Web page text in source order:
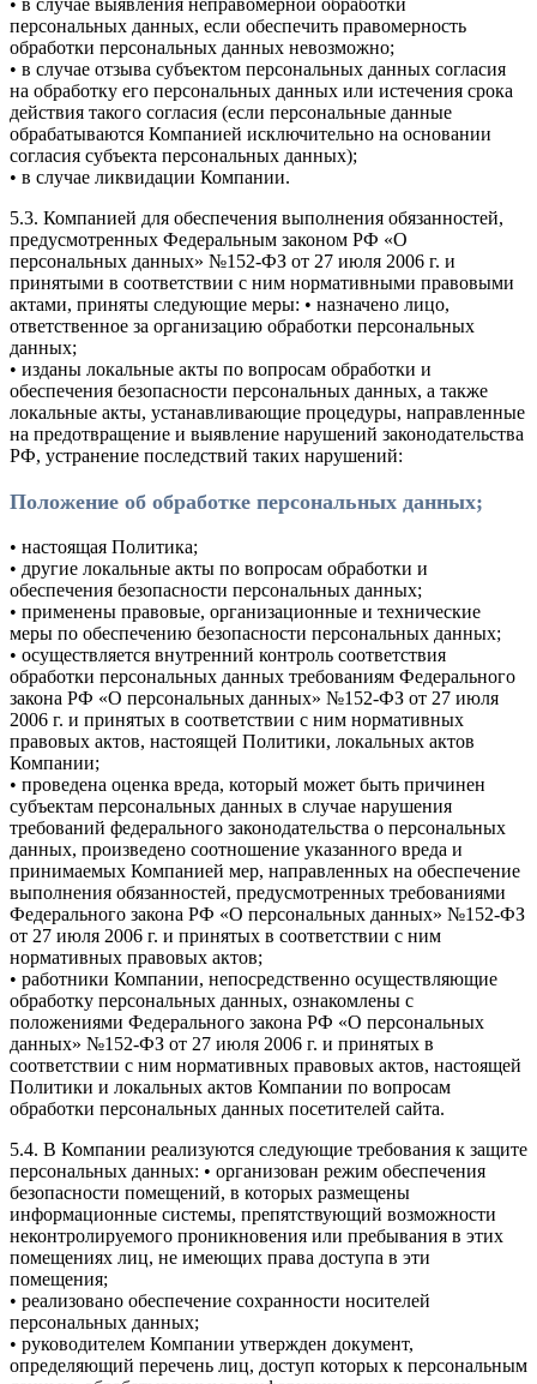
персональных данных, если обеспечить правомерность
обработки персональных данных невозможно;
• в случае отзыва субъектом персональных данных согласия
на обработку его персональных данных или истечения срока
действия такого согласия (если персональные данные
обрабатываются Компанией исключительно на основании
согласия субъекта персональных данных);
• в случае ликвидации Компании.
5.3. Компанией для обеспечения выполнения обязанностей,
предусмотренных Федеральным законом РФ «О
персональных данных» №152-ФЗ от 27 июля 2006 г. и
принятыми в соответствии с ним нормативными правовыми
актами, приняты следующие меры: • назначено лицо,
ответственное за организацию обработки персональных
данных;
• изданы локальные акты по вопросам обработки и
обеспечения безопасности персональных данных, а также
локальные акты, устанавливающие процедуры, направленные
на предотвращение и выявление нарушений законодательства
РФ, устранение последствий таких нарушений:
Положение об обработке персональных данных;
• настоящая Политика;
• другие локальные акты по вопросам обработки и
обеспечения безопасности персональных данных;
• применены правовые, организационные и технические
меры по обеспечению безопасности персональных данных;
• осуществляется внутренний контроль соответствия
обработки персональных данных требованиям Федерального
закона РФ «О персональных данных» №152-ФЗ от 27 июля
2006 г. и принятых в соответствии с ним нормативных
правовых актов, настоящей Политики, локальных актов
Компании;
• проведена оценка вреда, который может быть причинен
субъектам персональных данных в случае нарушения
требований федерального законодательства о персональных
данных, произведено соотношение указанного вреда и
принимаемых Компанией мер, направленных на обеспечение
выполнения обязанностей, предусмотренных требованиями
Федерального закона РФ «О персональных данных» №152-ФЗ
от 27 июля 2006 г. и принятых в соответствии с ним
нормативных правовых актов;
• работники Компании, непосредственно осуществляющие
обработку персональных данных, ознакомлены с
положениями Федерального закона РФ «О персональных
данных» №152-ФЗ от 27 июля 2006 г. и принятых в
соответствии с ним нормативных правовых актов, настоящей
Политики и локальных актов Компании по вопросам
обработки персональных данных посетителей сайта.
5.4. В Компании реализуются следующие требования к защите
персональных данных: • организован режим обеспечения
безопасности помещений, в которых размещены
информационные системы, препятствующий возможности
неконтролируемого проникновения или пребывания в этих
помещениях лиц, не имеющих права доступа в эти
помещения;
• реализовано обеспечение сохранности носителей
персональных данных;
• руководителем Компании утвержден документ,
определяющий перечень лиц, доступ которых к персональным